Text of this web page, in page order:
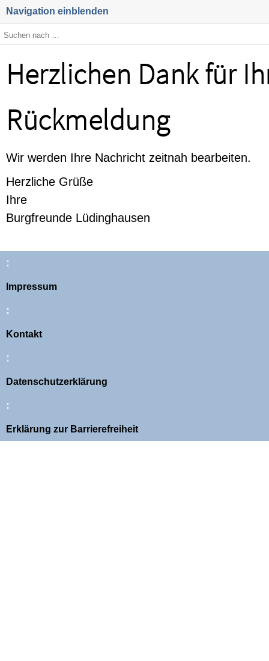
Navigation einblenden
Herzlichen Dank für
Rückmeldung
Wir werden Ihre Nachricht zeitnah bearbeiten.
Herzliche Grüße
Ihre
Burgfreunde Lüdinghausen
:
Impressum
:
Kontakt
:
Datenschutzerklärung
:
Erklärung zur Barrierefreiheit